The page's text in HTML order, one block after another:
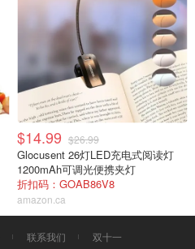
$14.99 $26.99
Glocusent 26灯LED充电式阅读灯
1200mAh可调光便携夹灯
折扣码：GOAB86V8
amazon.ca
联系我们 双十一